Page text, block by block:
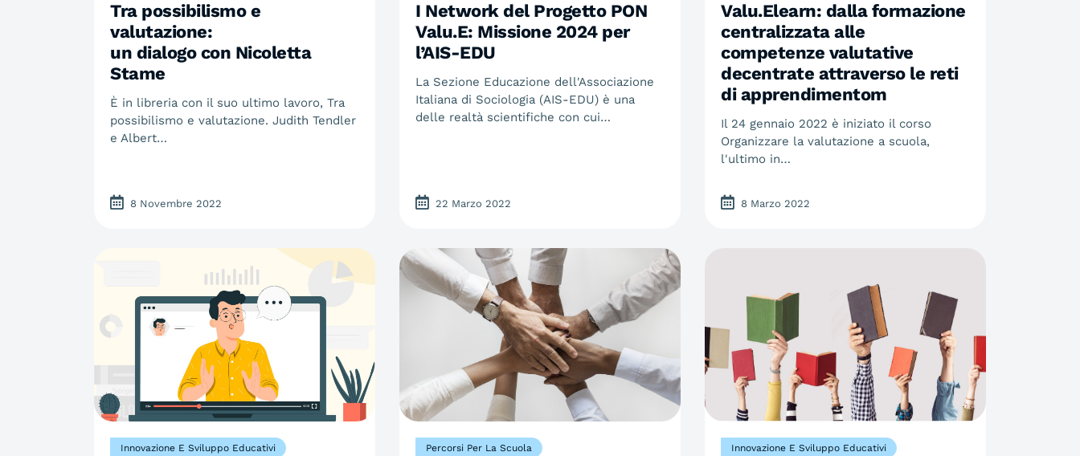
Tra possibilismo e
valutazione:
un dialogo con Nicoletta
Stame
È in libreria con il suo ultimo lavoro, Tra
possibilismo e valutazione. Judith Tendler
e Albert…
8 Novembre 2022
I Network del Progetto PON
Valu.E: Missione 2024 per
l’AIS-EDU
La Sezione Educazione dell'Associazione
Italiana di Sociologia (AIS-EDU) è una
delle realtà scientifiche con cui…
22 Marzo 2022
Valu.Elearn: dalla formazione
centralizzata alle
competenze valutative
decentrate attraverso le reti
di apprendimentom
Il 24 gennaio 2022 è iniziato il corso
Organizzare la valutazione a scuola,
l'ultimo in…
8 Marzo 2022
Innovazione E Sviluppo Educativi Percorsi Per La Scuola Innovazione E Sviluppo Educativi